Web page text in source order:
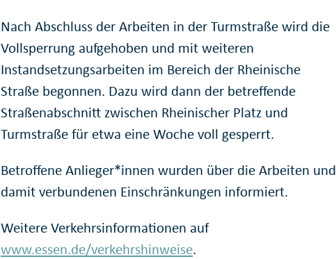
Nach Abschluss der Arbeiten in der Turmstraße wird die
Vollsperrung aufgehoben und mit weiteren
Instandsetzungsarbeiten im Bereich der Rheinische
Straße begonnen. Dazu wird dann der betreffende
Straßenabschnitt zwischen Rheinischer Platz und
Turmstraße für etwa eine Woche voll gesperrt.
Betroffene Anlieger*innen wurden über die Arbeiten und
damit verbundenen Einschränkungen informiert.
Weitere Verkehrsinformationen auf
www.essen.de/verkehrshinweise.